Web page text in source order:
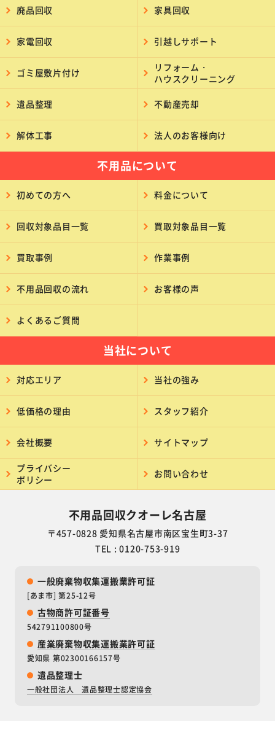
廃品回収 家具回収
家電回収 引越しサポート
ゴミ屋敷片付け
リフォーム・
ハウスクリーニング
遺品整理 不動産売却
解体工事 法人のお客様向け
不用品について
初めての方へ 料金について
回収対象品目一覧 買取対象品目一覧
買取事例 作業事例
不用品回収の流れ お客様の声
よくあるご質問
当社について
対応エリア 当社の強み
低価格の理由 スタッフ紹介
会社概要 サイトマップ
プライバシー
ポリシー
お問い合わせ
不用品回収クオーレ名古屋
〒457-0828 愛知県名古屋市南区宝生町3-37
TEL : 0120-753-919
一般廃棄物収集運搬業許可証
[あま市] 第25-12号
古物商許可証番号
542791100800号
産業廃棄物収集運搬業許可証
愛知県 第02300166157号
遺品整理士
一般社団法人 遺品整理士認定協会